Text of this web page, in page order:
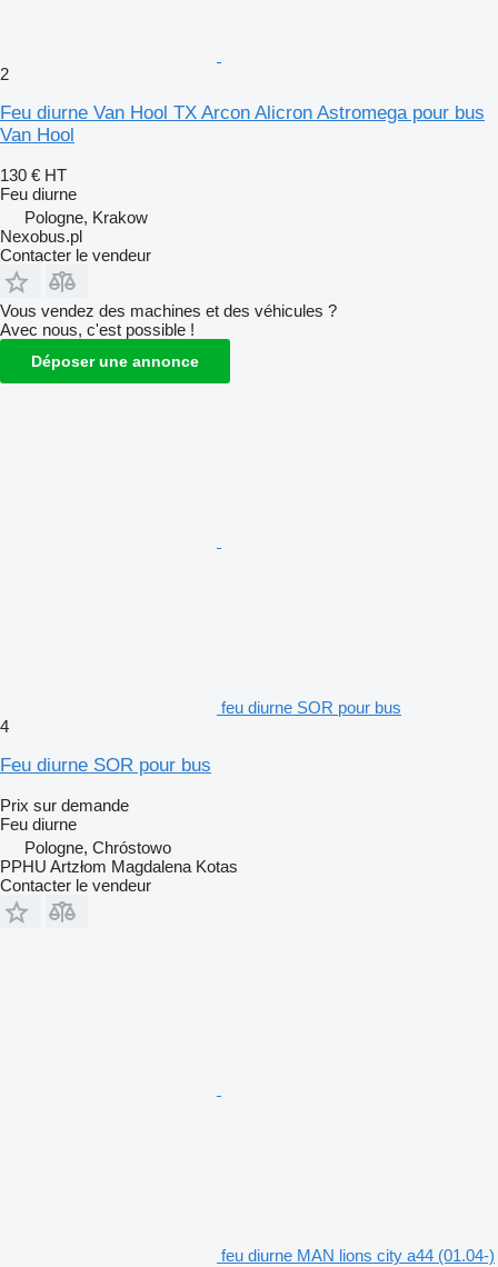
2
Feu diurne Van Hool TX Arcon Alicron Astromega pour bus
Van Hool
130 € HT
Feu diurne
Pologne, Krakow
Nexobus.pl
Contacter le vendeur
Vous vendez des machines et des véhicules ?
Avec nous, c'est possible !
Déposer une annonce
feu diurne SOR pour bus
4
Feu diurne SOR pour bus
Prix sur demande
Feu diurne
Pologne, Chróstowo
PPHU Artzłom Magdalena Kotas
Contacter le vendeur
feu diurne MAN lions city a44 (01.04-)